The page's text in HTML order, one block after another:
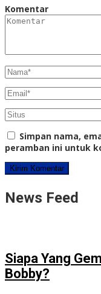
Komentar
Simpan nama,
peramban ini untuk
News Feed
Siapa Yang
Bobby?